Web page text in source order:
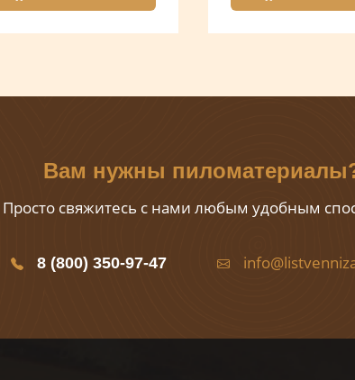
Вам нужны
Просто свяжитесь с нами любым удобным
8 (800) 350-97-47